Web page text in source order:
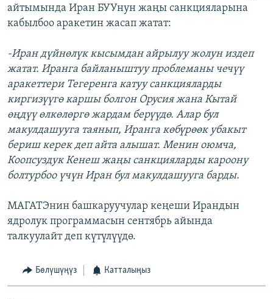
айтымында Иран БУУнун жаңы санкцияларына
кабылбоо аракетин жасап жатат:
-Иран дүйнөлүк кысымдан айрылуу жолун издеп
жатат. Иранга байланыштуу проблеманы чечүү
аракеттери Тегеренга катуу санкцияларды
киргизүүгө каршы болгон Орусия жана Кытай
өңдүү өлкөлөргө жардам берүүдө. Алар бул
макулдашууга таянып, Иранга көбүрөөк убакыт
бериш керек деп айта алышат. Менин оюмча,
Коопсуздук Кенеш жаңы санкцияларды кароону
болтурбоо үчүн Иран бул макулдашууга барды.
МАГАТЭнин башкаруучулар кеңеши Ирандын
ядролук программасын сентябрь айында
талкуулайт деп күтүлүүдө.
Бөлүшүңүз Катталыңыз